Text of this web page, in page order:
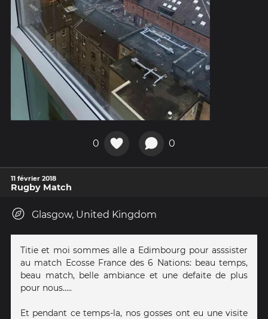
0 0
11 février 2018
Rugby Match
Glasgow, United Kingdom
Titie et moi sommes alle a Edimbourg pour asssister
au match Ecosse France des 6 Nations: beau temps,
beau match, belle ambiance et une defaite de plus
pour nous.....
Et pendant ce temps-la, nos gosses ont eu une visite